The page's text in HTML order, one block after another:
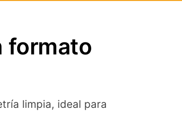
formato
limpia, ideal para